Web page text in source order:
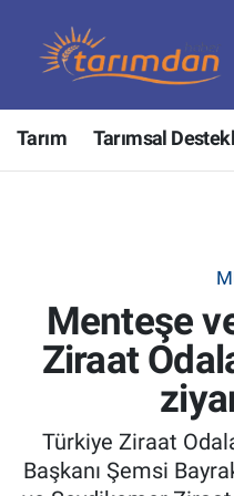
Tarım Tarımsal
Menteşe
Ziraat
Türkiye Ziraat
Başkanı Şemsi
Tarım
Hayvancılık
Tarımsal Destekler
Tarım Bakanlığı
Tarım Kredi
Nöbetçi Eczaneler
Hava Durumu
Tüm Manşetler
Son Dakika